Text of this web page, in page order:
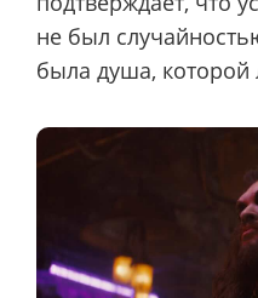
не был
была душа, которой